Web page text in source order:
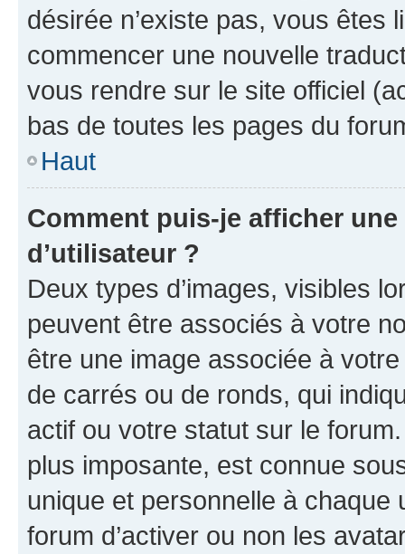
désirée n’existe pas, vous êtes
commencer une nouvelle
vous rendre sur le site officiel
bas de toutes les pages du
Haut
Comment puis-je afficher
d’utilisateur ?
Deux types d’images, visibles
peuvent être associés à votre
être une image associée à
de carrés ou de ronds, qui
actif ou votre statut sur le
plus imposante, est connue
unique et personnelle à chaque
forum d’activer ou non les